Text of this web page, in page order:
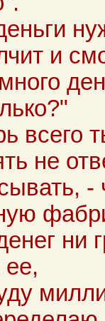
и
всего
не
-
ни